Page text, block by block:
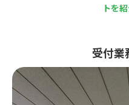
トを
受付業